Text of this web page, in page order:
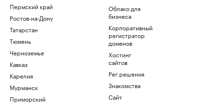
Пермский край
Ростов-на-Дону
Татарстан
Тюмень
Черноземье
Кавказ
Карелия
Мурманск
Приморский
Облако для
бизнеса
Корпоративный
регистратор
доменов
Хостинг
сайтов
Рег.решения
Знакомства
Сайт